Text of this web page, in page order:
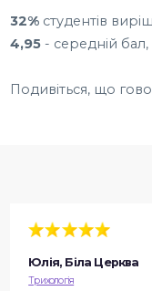
32% студентів
4,95 - середній
Подивіться, що
Юлія, Біла Церква
Трихологія